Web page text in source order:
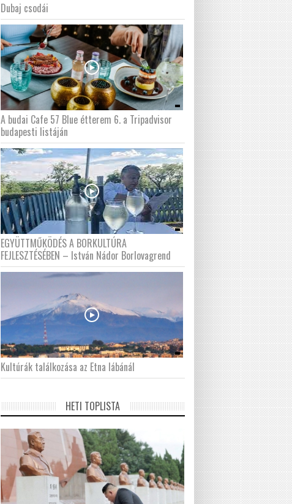
Dubaj csodái
A budai Cafe 57 Blue étterem 6. a Tripadvisor
budapesti listáján
EGYÜTTMŰKÖDÉS A BORKULTÚRA
FEJLESZTÉSÉBEN – István Nádor Borlovagrend
Kultúrák találkozása az Etna lábánál
HETI TOPLISTA